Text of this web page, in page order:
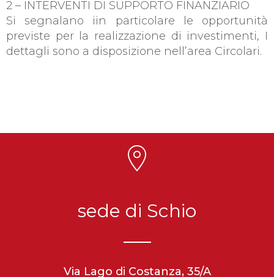
2 – INTERVENTI DI SUPPORTO FINANZIARIO
Si segnalano iin particolare le opportunità
previste per la realizzazione di investimenti, I
dettagli sono a disposizione nell’area Circolari.
sede di Schio
Via Lago di Costanza, 35/A